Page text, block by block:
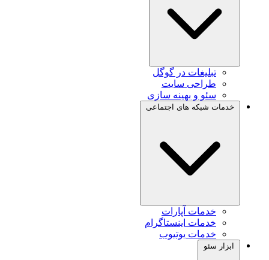
تبلیغات در گوگل
طراحی سایت
سئو و بهینه سازی
خدمات شبکه های اجتماعی
خدمات آپارات
خدمات اینستاگرام
خدمات یوتیوب
ابزار سئو